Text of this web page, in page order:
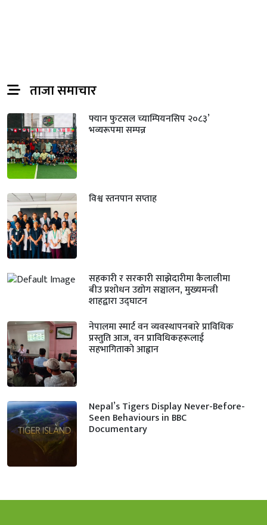
ताजा समाचार
फ्यान फुटसल च्याम्पियनसिप २०८३’
भव्यरूपमा सम्पन्न
विश्व स्तनपान सप्ताह
सहकारी र सरकारी साझेदारीमा कैलालीमा
बीउ प्रशोधन उद्योग सञ्चालन, मुख्यमन्त्री
शाहद्वारा उद्घाटन
नेपालमा स्मार्ट वन व्यवस्थापनबारे प्राविधिक
प्रस्तुति आज, वन प्राविधिकहरूलाई
सहभागिताको आह्वान
Nepal’s Tigers Display Never-Before-
Seen Behaviours in BBC
Documentary